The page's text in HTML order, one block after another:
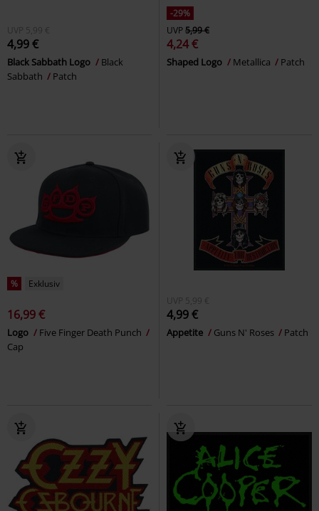
UVP 5,99 €
4,99 €
Black Sabbath Logo
Black
Sabbath
Patch
-29%
UVP5,99 €
4,24 €
Shaped Logo Metallica Patch
% Exklusiv
16,99 €
Logo
Five Finger Death Punch
Cap
UVP 5,99 €
4,99 €
Appetite Guns N' Roses Patch